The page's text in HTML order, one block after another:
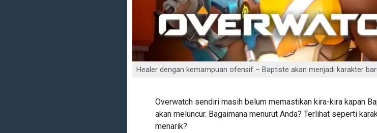
Healer dengan kemampuan ofensif – Baptiste akan menjadi karakter
Overwatch sendiri masih belum memastikan kira-kira kapan
akan meluncur. Bagaimana menurut Anda? Terlihat seperti
menarik?